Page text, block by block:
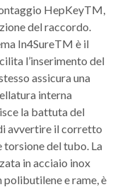
HepKeyTM,
del raccordo.
In4SureTM è il
l’inserimento del
assicura una
interna
la battuta del
avvertire il corretto
del tubo. La
in acciaio inox
e rame, è